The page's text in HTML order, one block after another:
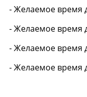
- Желаемое время
- Желаемое время
- Желаемое время
- Желаемое время